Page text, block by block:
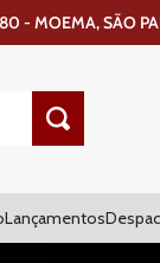
- MOEMA, SÃO
Lançamentos